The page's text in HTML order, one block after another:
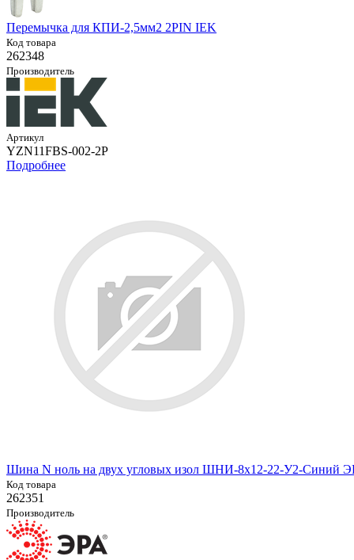
Перемычка для КПИ-2,5мм2 2PIN IEK
Код товара
262348
Производитель
Артикул
YZN11FBS-002-2P
Подробнее
Шина N ноль на двух угловых изол ШНИ-8х12-22-У2-Синий
Код товара
262351
Производитель